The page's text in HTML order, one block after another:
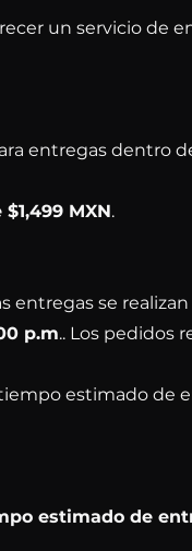
un servicio de
entregas dentro
MXN.
entregas se realizan
p.m.. Los pedidos
estimado de
estimado de